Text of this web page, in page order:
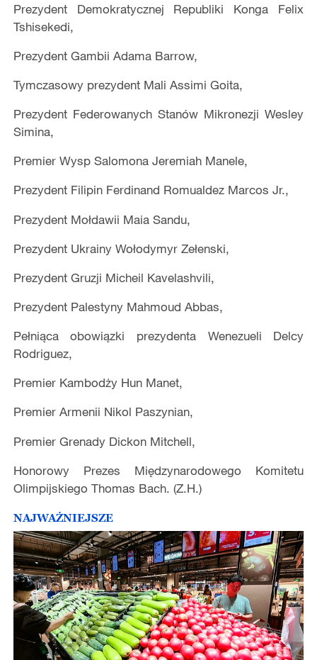
Prezydent Demokratycznej Republiki Konga Felix
Tshisekedi,
Prezydent Gambii Adama Barrow,
Tymczasowy prezydent Mali Assimi Goita,
Prezydent Federowanych Stanów Mikronezji Wesley
Simina,
Premier Wysp Salomona Jeremiah Manele,
Prezydent Filipin Ferdinand Romualdez Marcos Jr.,
Prezydent Mołdawii Maia Sandu,
Prezydent Ukrainy Wołodymyr Zełenski,
Prezydent Gruzji Micheil Kavelashvili,
Prezydent Palestyny Mahmoud Abbas,
Pełniąca obowiązki prezydenta Wenezueli Delcy
Rodriguez,
Premier Kambodży Hun Manet,
Premier Armenii Nikol Paszynian,
Premier Grenady Dickon Mitchell,
Honorowy Prezes Międzynarodowego Komitetu
Olimpijskiego Thomas Bach. (Z.H.)
NAJWAŻNIEJSZE